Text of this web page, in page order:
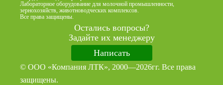
Лабораторное оборудование для молочной промышленности,
зернохозяйств, животноводческих комплексов.
Все права защищены.
Остались вопросы?
Задайте их менеджеру
Написать
© ООО «Компания ЛТК», 2000—2026гг. Все права
защищены.